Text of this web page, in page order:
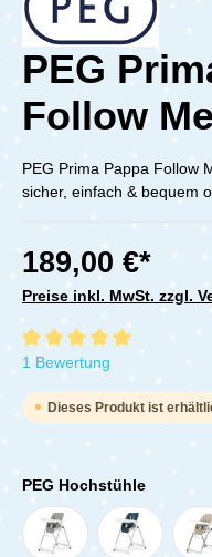
PEG
Follow
PEG Prima Pappa Follow
sicher, einfach & bequem
189,00 €*
Preise inkl. MwSt. zzgl.
Durchschnittliche
1 Bewertung
Dieses Produkt ist
PEG Hochstühle